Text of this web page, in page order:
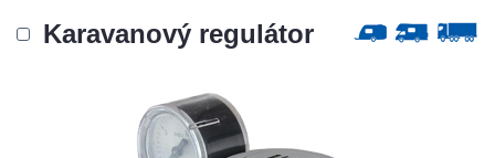
Karavanový regulátor